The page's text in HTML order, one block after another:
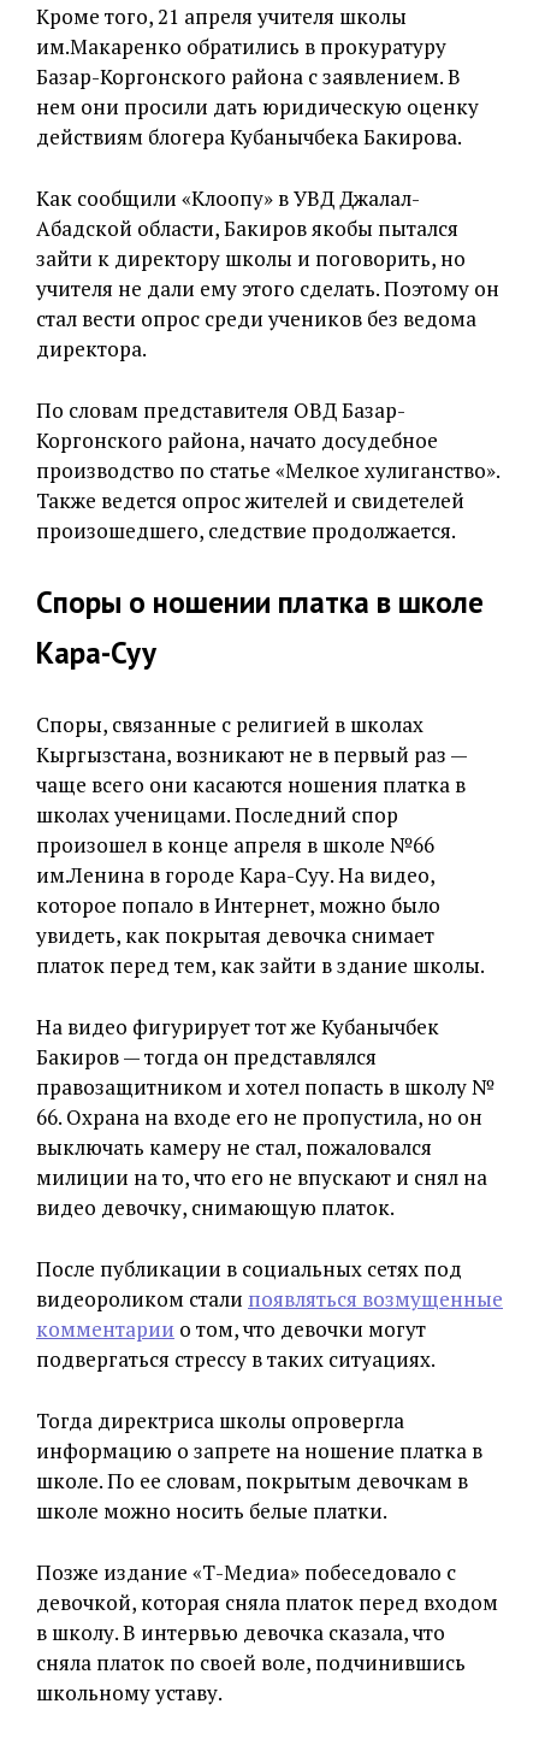
Кроме того, 21 апреля учителя школы
им.Макаренко обратились в прокуратуру
Базар-Коргонского района с заявлением. В
нем они просили дать юридическую оценку
действиям блогера Кубанычбека Бакирова.
Как сообщили «Клоопу» в УВД Джалал-
Абадской области, Бакиров якобы пытался
зайти к директору школы и поговорить, но
учителя не дали ему этого сделать. Поэтому он
стал вести опрос среди учеников без ведома
директора.
По словам представителя ОВД Базар-
Коргонского района, начато досудебное
производство по статье «Мелкое хулиганство».
Также ведется опрос жителей и свидетелей
произошедшего, следствие продолжается.
Споры о ношении платка в школе
Кара-Суу
Споры, связанные с религией в школах
Кыргызстана, возникают не в первый раз —
чаще всего они касаются ношения платка в
школах ученицами. Последний спор
произошел в конце апреля в школе №66
им.Ленина в городе Кара-Суу. На видео,
которое попало в Интернет, можно было
увидеть, как покрытая девочка снимает
платок перед тем, как зайти в здание школы.
На видео фигурирует тот же Кубанычбек
Бакиров — тогда он представлялся
правозащитником и хотел попасть в школу №
66. Охрана на входе его не пропустила, но он
выключать камеру не стал, пожаловался
милиции на то, что его не впускают и снял на
видео девочку, снимающую платок.
После публикации в социальных сетях под
видеороликом стали появляться возмущенные
комментарии о том, что девочки могут
подвергаться стрессу в таких ситуациях.
Тогда директриса школы опровергла
информацию о запрете на ношение платка в
школе. По ее словам, покрытым девочкам в
школе можно носить белые платки.
Позже издание «Т-Медиа» побеседовало с
девочкой, которая сняла платок перед входом
в школу. В интервью девочка сказала, что
сняла платок по своей воле, подчинившись
школьному уставу.